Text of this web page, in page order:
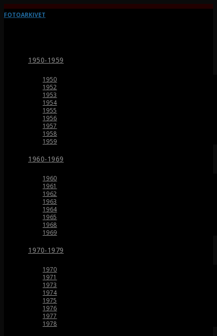
FOTOARKIVET
1950-1959
1950
1952
1953
1954
1955
1956
1957
1958
1959
1960-1969
1960
1961
1962
1963
1964
1965
1968
1969
1970-1979
1970
1971
1973
1974
1975
1976
1977
1978